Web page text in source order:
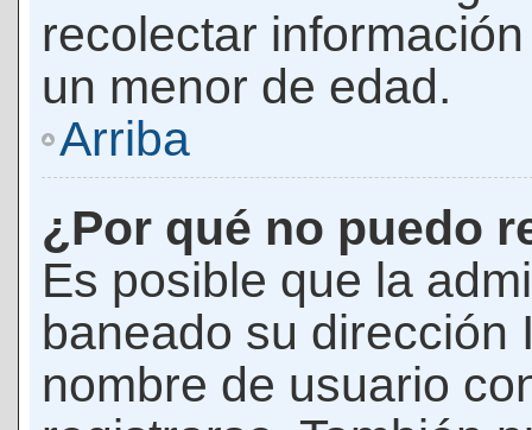
recolectar
un menor de edad.
Arriba
¿Por qué no puedo
Es posible que la
baneado su dirección
nombre de usuario